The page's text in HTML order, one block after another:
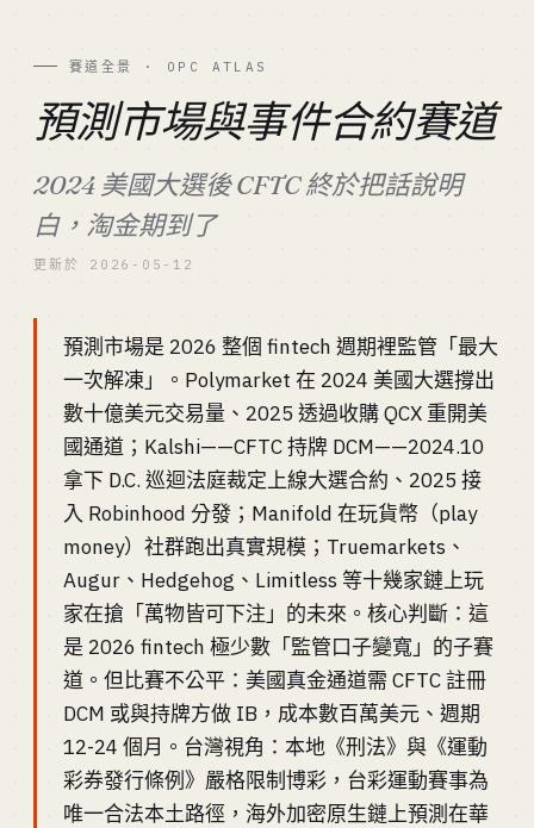
賽道全景 · OPC ATLAS
預測市場與事件合約賽道
2024 美國大選後 CFTC 終於把話說明
白，淘金期到了
更新於 2026-05-12
預測市場是 2026 整個 fintech 週期裡監管「最大
一次解凍」。Polymarket 在 2024 美國大選撐出
數十億美元交易量、2025 透過收購 QCX 重開美
國通道；Kalshi——CFTC 持牌 DCM——2024.10
拿下 D.C. 巡迴法庭裁定上線大選合約、2025 接
入 Robinhood 分發；Manifold 在玩貨幣（play
money）社群跑出真實規模；Truemarkets、
Augur、Hedgehog、Limitless 等十幾家鏈上玩
家在搶「萬物皆可下注」的未來。核心判斷：這
是 2026 fintech 極少數「監管口子變寬」的子賽
道。但比賽不公平：美國真金通道需 CFTC 註冊
DCM 或與持牌方做 IB，成本數百萬美元、週期
12-24 個月。台灣視角：本地《刑法》與《運動
彩券發行條例》嚴格限制博彩，台彩運動賽事為
唯一合法本土路徑，海外加密原生鏈上預測在華